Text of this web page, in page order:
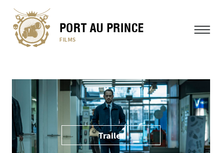
PORT AU PRINCE
FILMS
MENÜ
Trailer